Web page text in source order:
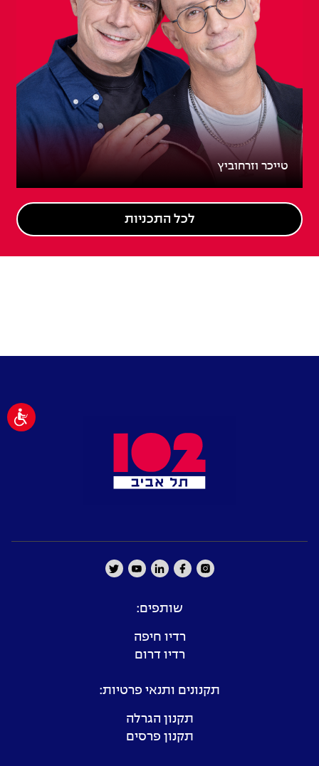
טייכר וזרחוביץ
לכל התכניות
שותפים:
רדיו חיפה
רדיו דרום
תקנונים ותנאי פרטיות:
תקנון הגרלה
תקנון פרסים